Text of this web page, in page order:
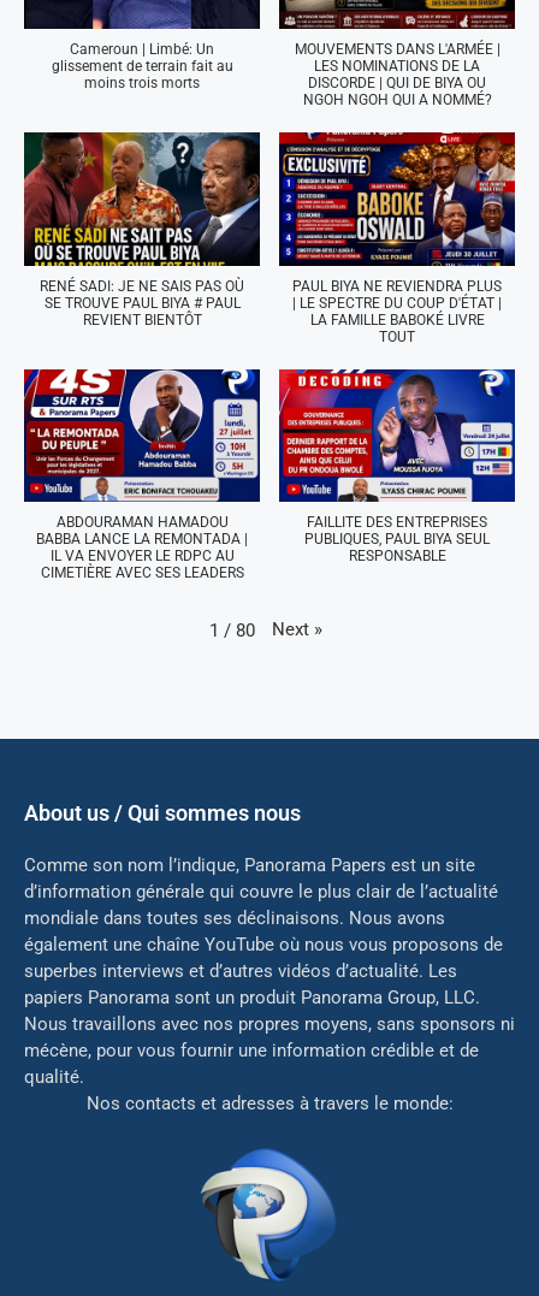
Cameroun | Limbé: Un
glissement de terrain fait au
moins trois morts
MOUVEMENTS DANS L'ARMÉE |
LES NOMINATIONS DE LA
DISCORDE | QUI DE BIYA OU
NGOH NGOH QUI A NOMMÉ?
RENÉ SADI: JE NE SAIS PAS OÙ
SE TROUVE PAUL BIYA # PAUL
REVIENT BIENTÔT
PAUL BIYA NE REVIENDRA PLUS
| LE SPECTRE DU COUP D'ÉTAT |
LA FAMILLE BABOKÉ LIVRE
TOUT
ABDOURAMAN HAMADOU
BABBA LANCE LA REMONTADA |
IL VA ENVOYER LE RDPC AU
CIMETIÈRE AVEC SES LEADERS
FAILLITE DES ENTREPRISES
PUBLIQUES, PAUL BIYA SEUL
RESPONSABLE
1 / 80 Next »
About us / Qui sommes nous
Comme son nom l’indique, Panorama Papers est un site
d’information générale qui couvre le plus clair de l’actualité
mondiale dans toutes ses déclinaisons. Nous avons
également une chaîne YouTube où nous vous proposons de
superbes interviews et d’autres vidéos d’actualité. Les
papiers Panorama sont un produit Panorama Group, LLC.
Nous travaillons avec nos propres moyens, sans sponsors ni
mécène, pour vous fournir une information crédible et de
qualité.
Nos contacts et adresses à travers le monde: